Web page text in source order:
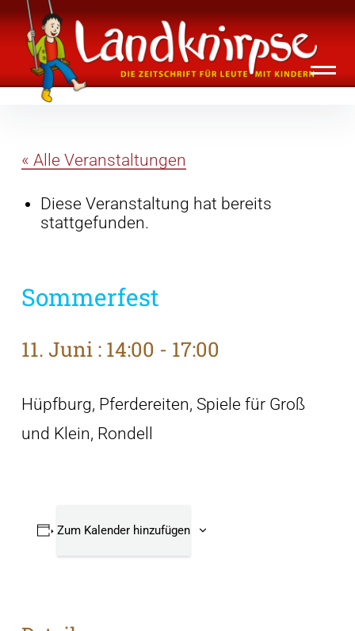
Inhalte
überspringen
Landknirpse – Die Zeitschrift für Leute
mit Kindern
« Alle Veranstaltungen
Diese Veranstaltung hat bereits
stattgefunden.
Sommerfest
11. Juni : 14:00 - 17:00
Hüpfburg, Pferdereiten, Spiele für Groß
und Klein, Rondell
Zum Kalender hinzufügen